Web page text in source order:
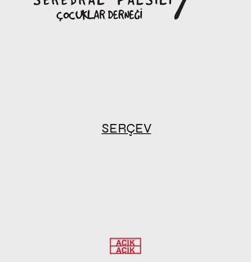
SERÇEV